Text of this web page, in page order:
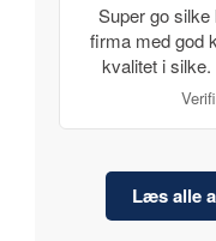
Super go
firma med god
kvalitet i
Læs alle